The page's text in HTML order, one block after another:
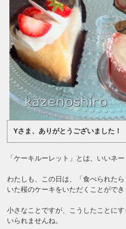
Yさま、ありがとうございました！
「ケーキルーレット」とは、いいネ
わたしも、この日は、「食べられたら
いた桜のケーキをいただくことができ
小さなことですが、こうしたことに
いられませんね。